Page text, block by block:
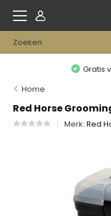
Gratis
Home
Red Horse
Merk:Red